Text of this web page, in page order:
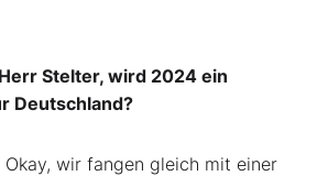
Herr Stelter, wird 2024 ein
Deutschland?
Okay, wir fangen gleich mit einer